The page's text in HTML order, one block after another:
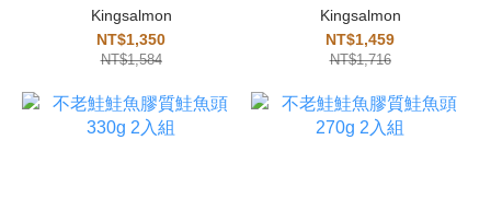
Kingsalmon
NT$1,350
NT$1,584
Kingsalmon
NT$1,459
NT$1,716